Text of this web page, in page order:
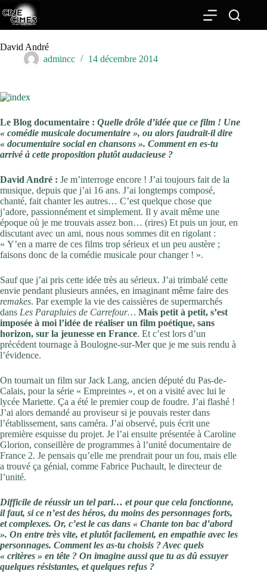
Passer
au
contenu
David André
admincc
14 décembre 2014
Le Blog documentaire : Quelle drôle d’idée que ce film ! Une
« comédie musicale documentaire », ou alors faudrait-il dire
« documentaire social en chansons ». Comment en es-tu
arrivé à cette proposition plutôt audacieuse ?
David André : Je m’interroge encore ! J’ai toujours fait de la
musique, depuis que j’ai 16 ans. J’ai longtemps composé,
chanté, fait chanter les autres… C’est quelque chose que
j’adore, passionnément et simplement. Il y avait même une
époque où je me trouvais assez bon… (rires) Et puis un jour, en
discutant avec un ami, nous nous sommes dit en rigolant :
« Y’en a marre de ces films trop sérieux et un peu austère ;
faisons donc de la comédie musicale pour changer ! ».
Sauf que j’ai pris cette idée très au sérieux. J’ai trimbalé cette
envie pendant plusieurs années, en imaginant même faire des
remakes. Par exemple la vie des caissières de supermarchés
dans Les Parapluies de Carrefour… Mais petit à petit, s’est
imposée à moi l’idée de réaliser un film poétique, sans
horizon, sur la jeunesse en France. Et c’est lors d’un
précédent tournage à Boulogne-sur-Mer que je me suis rendu à
l’évidence.
On tournait un film sur Jack Lang, ancien député du Pas-de-
Calais, pour la série « Empreintes », et on a visité avec lui le
lycée Mariette. Ça a été le premier coup de foudre. J’ai flashé !
J’ai alors demandé au proviseur si je pouvais rester dans
l’établissement, sans caméra. J’ai observé, puis écrit une
première esquisse du projet. Je l’ai ensuite présentée à Caroline
Glorion, conseillère de programmes à l’unité documentaire de
France 2. Je pensais qu’elle me prendrait pour un fou, mais elle
a trouvé ça génial, comme Fabrice Puchault, le directeur de
l’unité.
Difficile de réussir un tel pari… et pour que cela fonctionne,
il faut, si ce n’est des héros, du moins des personnages forts,
et complexes. Or, c’est le cas dans « Chante ton bac d’abord
». On entre très vite, et plutôt facilement, en empathie avec les
personnages. Comment les as-tu choisis ? Avec quels
« critères » en tête ? On imagine aussi que tu as dû essuyer
quelques résistantes, et quelques refus ?